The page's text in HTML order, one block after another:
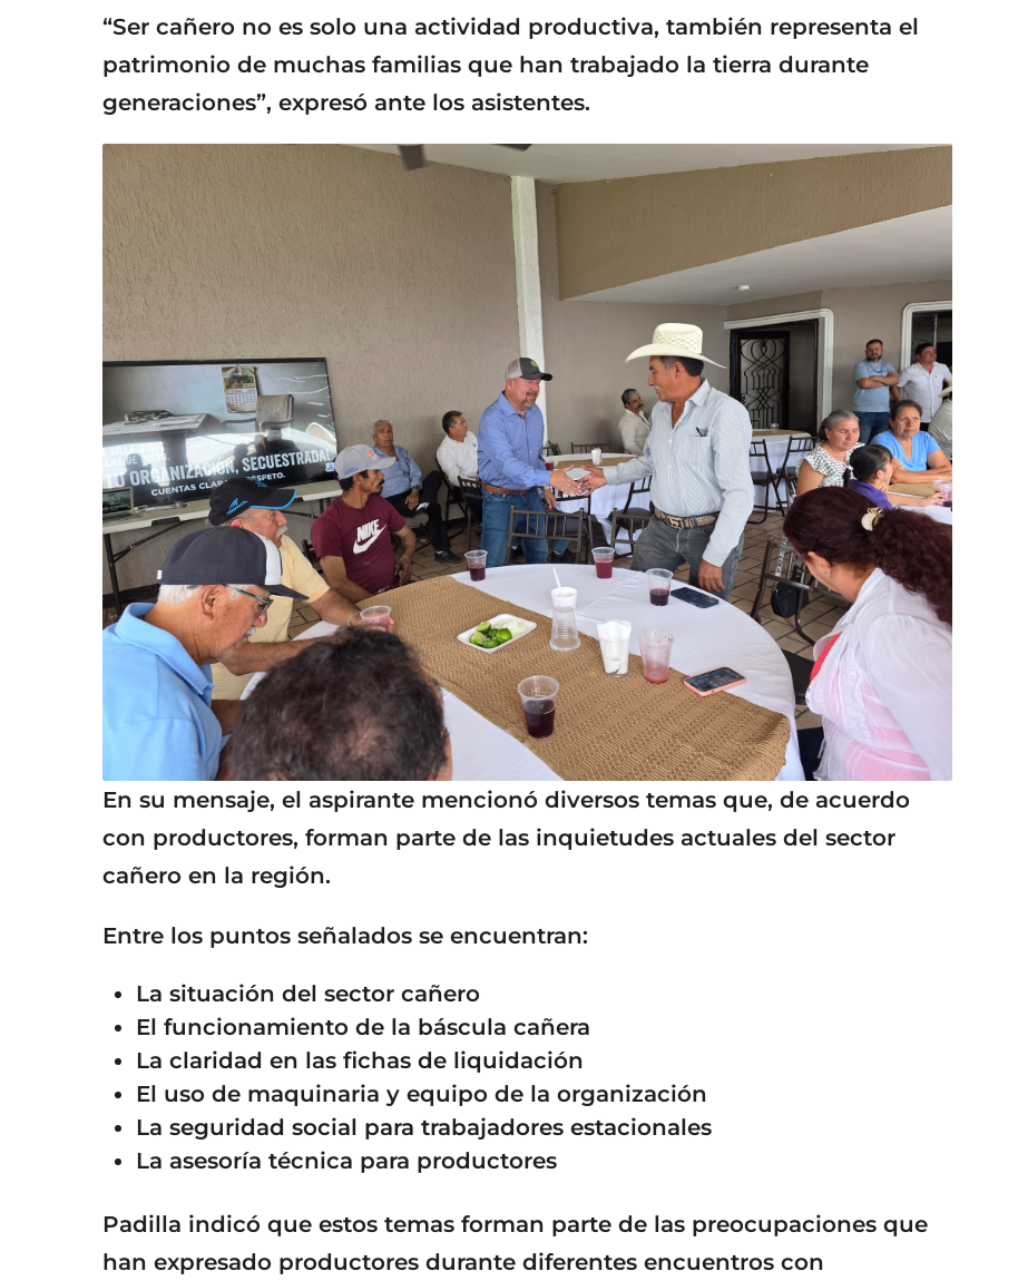
“Ser cañero no es solo una actividad productiva, también representa el
patrimonio de muchas familias que han trabajado la tierra durante
generaciones”, expresó ante los asistentes.
En su mensaje, el aspirante mencionó diversos temas que, de acuerdo
con productores, forman parte de las inquietudes actuales del sector
cañero en la región.
Entre los puntos señalados se encuentran:
La situación del sector cañero
El funcionamiento de la báscula cañera
La claridad en las fichas de liquidación
El uso de maquinaria y equipo de la organización
La seguridad social para trabajadores estacionales
La asesoría técnica para productores
Padilla indicó que estos temas forman parte de las preocupaciones que
han expresado productores durante diferentes encuentros con